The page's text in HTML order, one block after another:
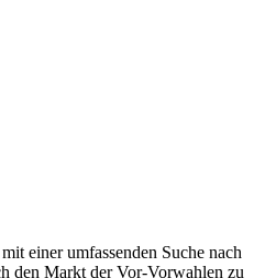
einer umfassenden Suche nach
den Markt der Vor-Vorwahlen zu